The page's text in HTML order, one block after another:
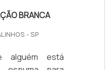
BRANCA
- SP
está